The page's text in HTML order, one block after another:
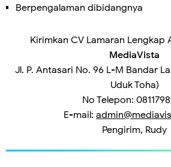
Berpengalaman dibidangnya
Kirimkan CV Lamaran Lengkap
MediaVista
Jl. P. Antasari No. 96 L-M Bandar
Uduk Toha)
No Telepon:
E-mail:
Pengirim, Rudy